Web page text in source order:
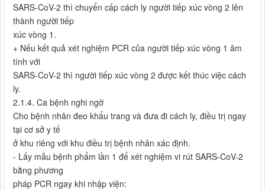
SARS-CoV-2 thì chuyển cấp cách ly người tiếp xúc vòng 2 lên
thành người tiếp
xúc vòng 1.
+ Nếu kết quả xét nghiệm PCR của người tiếp xúc vòng 1 âm
tính với
SARS-CoV-2 thì người tiếp xúc vòng 2 được kết thúc việc cách
ly.
2.1.4. Ca bệnh nghi ngờ
Cho bệnh nhân đeo khẩu trang và đưa đi cách ly, điều trị ngay
tại cơ sở y tế
ở khu riêng với khu điều trị bệnh nhân xác định.
- Lấy mẫu bệnh phẩm lần 1 để xét nghiệm vi rút SARS-CoV-2
bằng phương
pháp PCR ngay khi nhập viện: